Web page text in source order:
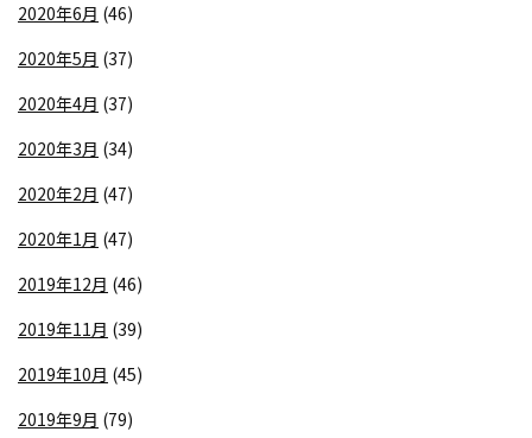
2020年6月 (46)
2020年5月 (37)
2020年4月 (37)
2020年3月 (34)
2020年2月 (47)
2020年1月 (47)
2019年12月 (46)
2019年11月 (39)
2019年10月 (45)
2019年9月 (79)